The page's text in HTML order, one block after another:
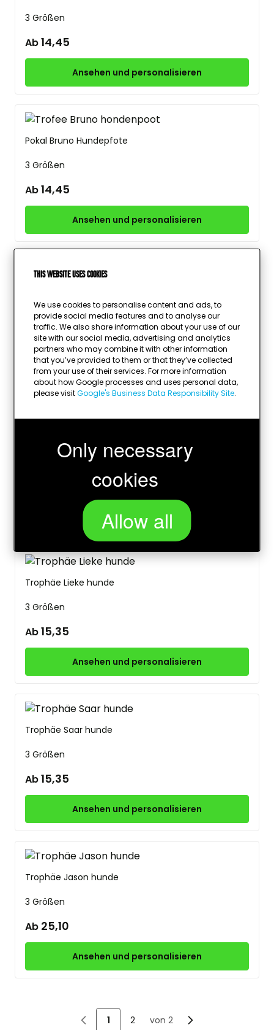
This website uses cookies
We use cookies to personalise content and ads, to
provide social media features and to analyse our
traffic. We also share information about your use of our
site with our social media, advertising and analytics
partners who may combine it with other information
that you’ve provided to them or that they’ve collected
from your use of their services. For more information
about how Google processes and uses personal data,
please visitGoogle's Business Data Responsibility Site.
Only necessary
cookies
Allow all
3 Größen
Ab14,45
Ansehen und personalisieren
Pokal Bruno Hundepfote
3 Größen
Ab14,45
Ansehen und personalisieren
3 Größen
Ab88,00
Ansehen und personalisieren
Ansehen und personalisieren
Trophäe Lieke hunde
3 Größen
Ab15,35
Ansehen und personalisieren
Trophäe Saar hunde
3 Größen
Ab15,35
Ansehen und personalisieren
Trophäe Jason hunde
3 Größen
Ab 25,10
Ansehen und personalisieren
Sie lesen gerade die Seite
1 Seite
2 von 2